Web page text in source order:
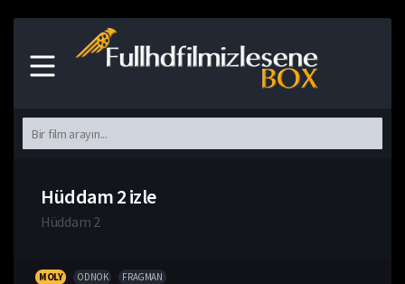
Hüddam 2 izle
Hüddam 2
MOLY ODNOK FRAGMAN